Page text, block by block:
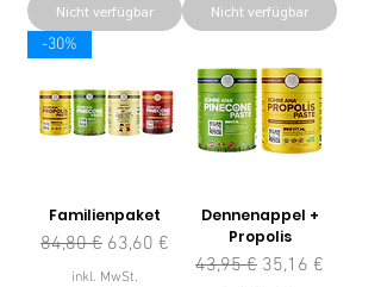
Nicht verfügbar Nicht verfügbar
-30%
Familienpaket
Standardpreis
84,80 € Sale-Preis
63,60 €
inkl. MwSt.
Dennenappel +
Propolis
Standardpreis
43,95 € Sale-Preis
35,16 €